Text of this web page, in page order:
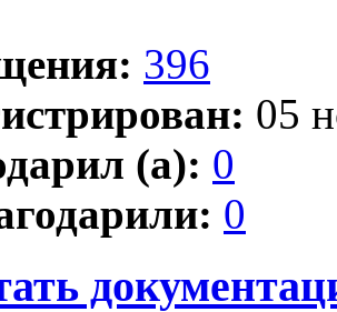
396
05
(а): 0
0